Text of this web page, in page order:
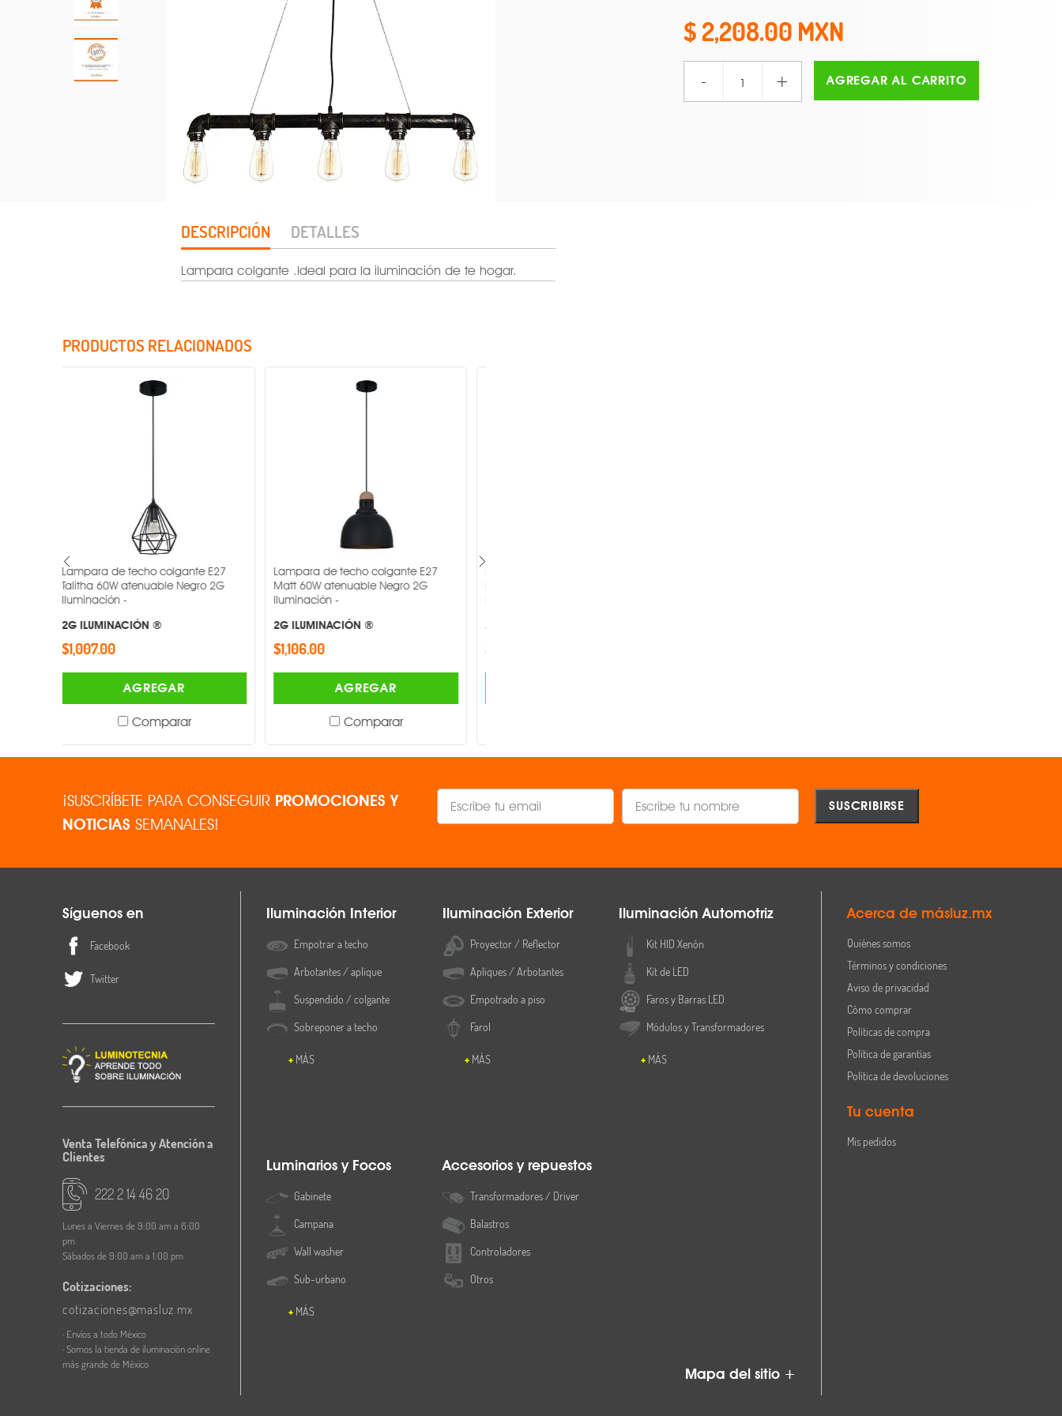
2,208.00
- + AGREGAR AL CARRITO
DESCRIPCIÓN DETALLES
Lampara colgante .Ideal para la iluminación de te hogar.
Voltaje
Atenuable
Garantía 1 Año
PRODUCTOS RELACIONADOS
Lampara de techo colgante E27
Matt 60W atenuable Negro 2G
Iluminación -
2G ILUMINACIÓN ®
$1,106.00
AGREGAR
Comparar
Lampara de techo colgante E27
Nolan 60W atenuable Negro 2G
Iluminación -
2G ILUMINACIÓN ®
$1,127.00
AGREGAR
Comparar
¡SUSCRÍBETE PARA CONSEGUIR PROMOCIONES Y
NOTICIAS SEMANALES!
Síguenos en
Facebook
Twitter
Venta Telefónica y Atención a
Clientes
222 2 14 46 20
Lunes a Viernes de 9:00 am a 6:00
pm
Sábados de 9:00 am a 1:00 pm
Cotizaciones:
cotizaciones@masluz.mx
· Envíos a todo México
· Somos la tienda de iluminación online
más grande de México
Iluminación Interior
Empotrar a techo
Arbotantes / aplique
Suspendido / colgante
Sobreponer a techo
MÁS
Iluminación Exterior
Proyector / Reflector
Apliques / Arbotantes
Empotrado a piso
Farol
MÁS
Iluminación Automotriz
Kit HID Xenón
Kit de LED
Faros y Barras LED
Módulos y Transformadores
MÁS
Luminarios y Focos
Gabinete
Campana
Wall washer
Sub-urbano
MÁS
Accesorios y repuestos
Transformadores / Driver
Balastros
Controladores
Otros
Mapa del sitio +
Acerca de másluz.mx
Quiénes somos
Términos y condiciones
Aviso de privacidad
Cómo comprar
Políticas de compra
Política de garantías
Política de devoluciones
Tu cuenta
Mis pedidos